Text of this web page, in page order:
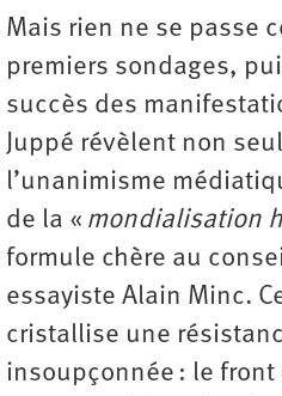
Mais rien ne se passe
premiers sondages,
succès des
Juppé révèlent non
l’unanimisme
de la « mondialisation
formule chère au
essayiste Alain Minc.
cristallise une
insoupçonnée : le front